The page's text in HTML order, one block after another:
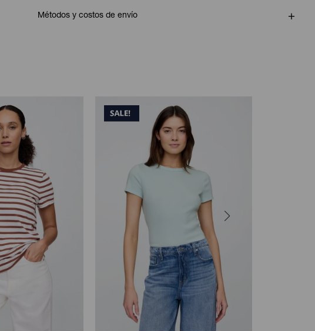
Métodos y costos de envío